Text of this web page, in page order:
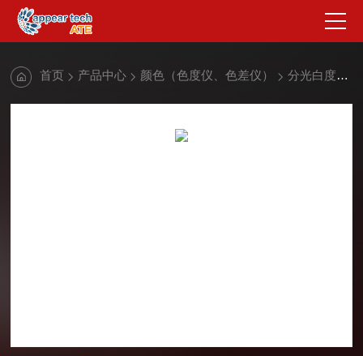
首页 产品中心 颜色（色度仪、色差仪） 分光白度色差仪